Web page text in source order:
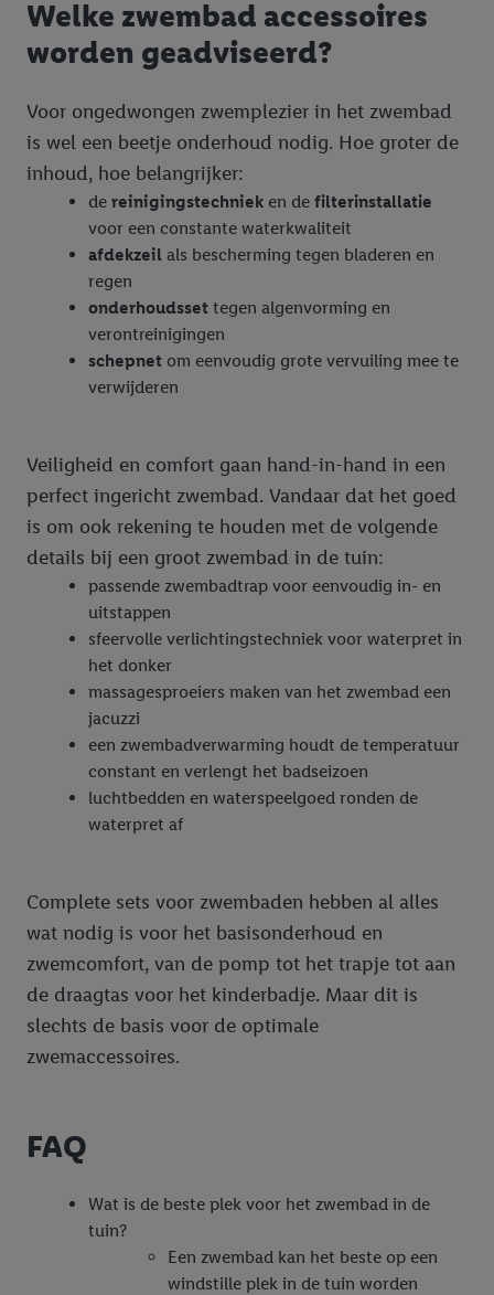
Welke zwembad accessoires
worden geadviseerd?
Voor ongedwongen zwemplezier in het zwembad
is wel een beetje onderhoud nodig. Hoe groter de
inhoud, hoe belangrijker:
de reinigingstechniek en de filterinstallatie
voor een constante waterkwaliteit
afdekzeil als bescherming tegen bladeren en
regen
onderhoudsset tegen algenvorming en
verontreinigingen
schepnet om eenvoudig grote vervuiling mee te
verwijderen
Veiligheid en comfort gaan hand-in-hand in een
perfect ingericht zwembad. Vandaar dat het goed
is om ook rekening te houden met de volgende
details bij een groot zwembad in de tuin:
passende zwembadtrap voor eenvoudig in- en
uitstappen
sfeervolle verlichtingstechniek voor waterpret in
het donker
massagesproeiers maken van het zwembad een
jacuzzi
een zwembadverwarming houdt de temperatuur
constant en verlengt het badseizoen
luchtbedden en waterspeelgoed ronden de
waterpret af
Complete sets voor zwembaden hebben al alles
wat nodig is voor het basisonderhoud en
zwemcomfort, van de pomp tot het trapje tot aan
de draagtas voor het kinderbadje. Maar dit is
slechts de basis voor de optimale
zwemaccessoires.
FAQ
Wat is de beste plek voor het zwembad in de
tuin?
Een zwembad kan het beste op een
windstille plek in de tuin worden